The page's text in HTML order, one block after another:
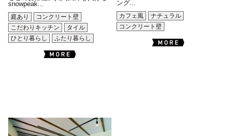
snowpeak...
庭あり
コンクリート壁
こだわりキッチン
タイル
ひとり暮らし
ふたり暮らし
ング...
カフェ風
ナチュラル
コンクリート壁